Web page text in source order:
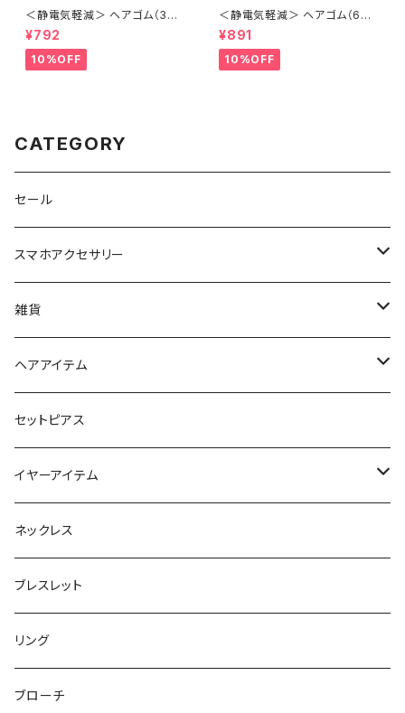
＜静電気軽減＞ ヘアゴム（3本
セット） ラメ×編み込み風 ASA0
128-BL（ブルー）
¥792
10%OFF
＜静電気軽減＞ ヘアゴム（6本
セット） シンプル ASA0127-M
T（マルチ）
¥891
10%OFF
CATEGORY
セール
スマホアクセサリー
iPhoneケース
スマホリング＆グリップ
マルチショルダー
雑貨
ポーチ
マチ付きポーチ
フラットポーチ
etc
スマートキーポーチ
チャーム / カラビナ
ウォレット / 財布
トートバッグ
パスケース
ミラー
ヘアアイテム
静電気軽減ヘアブレスレット
ポニーフック
テールクラッチ
シュシュット
キープスタイラー
ヘアピン
セットピアス
イヤーアイテム
ステンレスピアス
ピアス
イヤリング
セットピアス
ネックレス
ブレスレット
リング
ブローチ